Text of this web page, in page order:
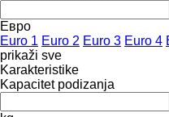
Евро
Euro 1 Euro 2 Euro 3 Euro 4
prikaži sve
Karakteristike
Kapacitet podizanja